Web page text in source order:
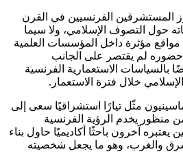
المستشرقين الفرنسيين في القرن
حول التصوف الإسلامي، ولا سيما
مواقع مؤثرة داخل المؤسسات العلمية
حضوره لم يقتصر على الجانب
بالسياسات الاستعمارية الفرنسية
خلال فترة الاستعمار.
مثّل تيارًا استشراقيًا سعى إلى
منظور يخدم الرؤية الفرنسية
آخرون باحثًا أكاديميًا حاول بناء
والغرب، وهو ما يجعل شخصيته